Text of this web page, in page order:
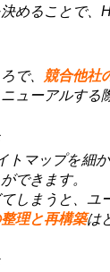
めることで、
で、 競合他社
ューアルする
トマップを細
できます。
しまうと、
理と再構築は